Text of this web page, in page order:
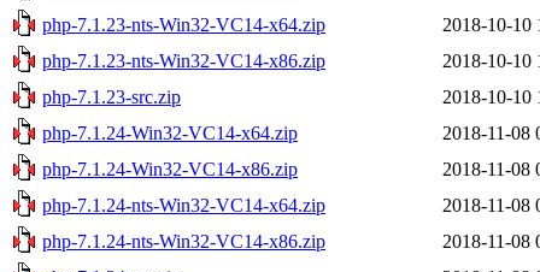
php-7.1.23-nts-Win32-VC14-x64.zip
2018-10-10
php-7.1.23-nts-Win32-VC14-x86.zip
2018-10-10
php-7.1.23-src.zip
2018-10-10
php-7.1.24-Win32-VC14-x64.zip
2018-11-08
php-7.1.24-Win32-VC14-x86.zip
2018-11-08
php-7.1.24-nts-Win32-VC14-x64.zip
2018-11-08
php-7.1.24-nts-Win32-VC14-x86.zip
2018-11-08